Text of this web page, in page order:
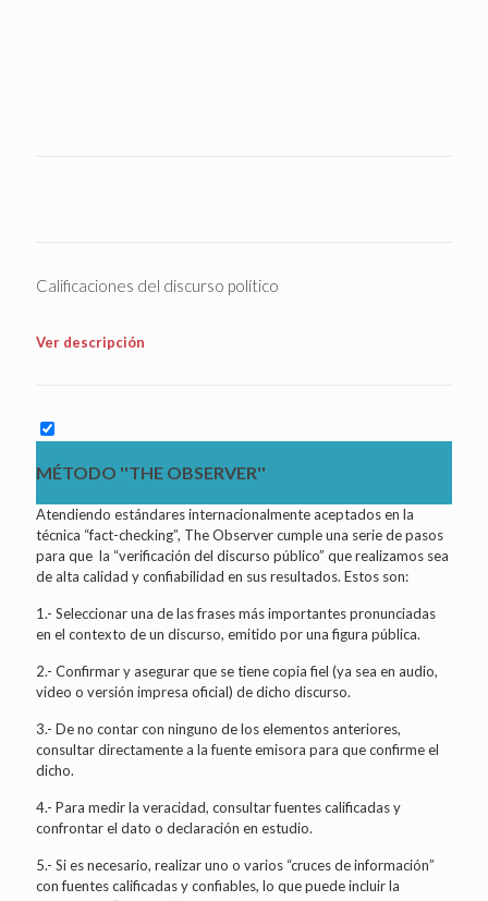
Calificaciones del discurso político
Ver descripción
MÉTODO ''THE OBSERVER''
Atendiendo estándares internacionalmente aceptados en la
técnica “fact-checking”, The Observer cumple una serie de pasos
para que la “verificación del discurso público” que realizamos sea
de alta calidad y confiabilidad en sus resultados. Estos son:
1.- Seleccionar una de las frases más importantes pronunciadas
en el contexto de un discurso, emitido por una figura pública.
2.- Confirmar y asegurar que se tiene copia fiel (ya sea en audio,
video o versión impresa oficial) de dicho discurso.
3.- De no contar con ninguno de los elementos anteriores,
consultar directamente a la fuente emisora para que confirme el
dicho.
4.- Para medir la veracidad, consultar fuentes calificadas y
confrontar el dato o declaración en estudio.
5.- Si es necesario, realizar uno o varios “cruces de información”
con fuentes calificadas y confiables, lo que puede incluir la